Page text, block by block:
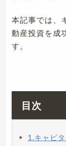
本記事では、
動産投資を成
す。
目次
1.キャピ